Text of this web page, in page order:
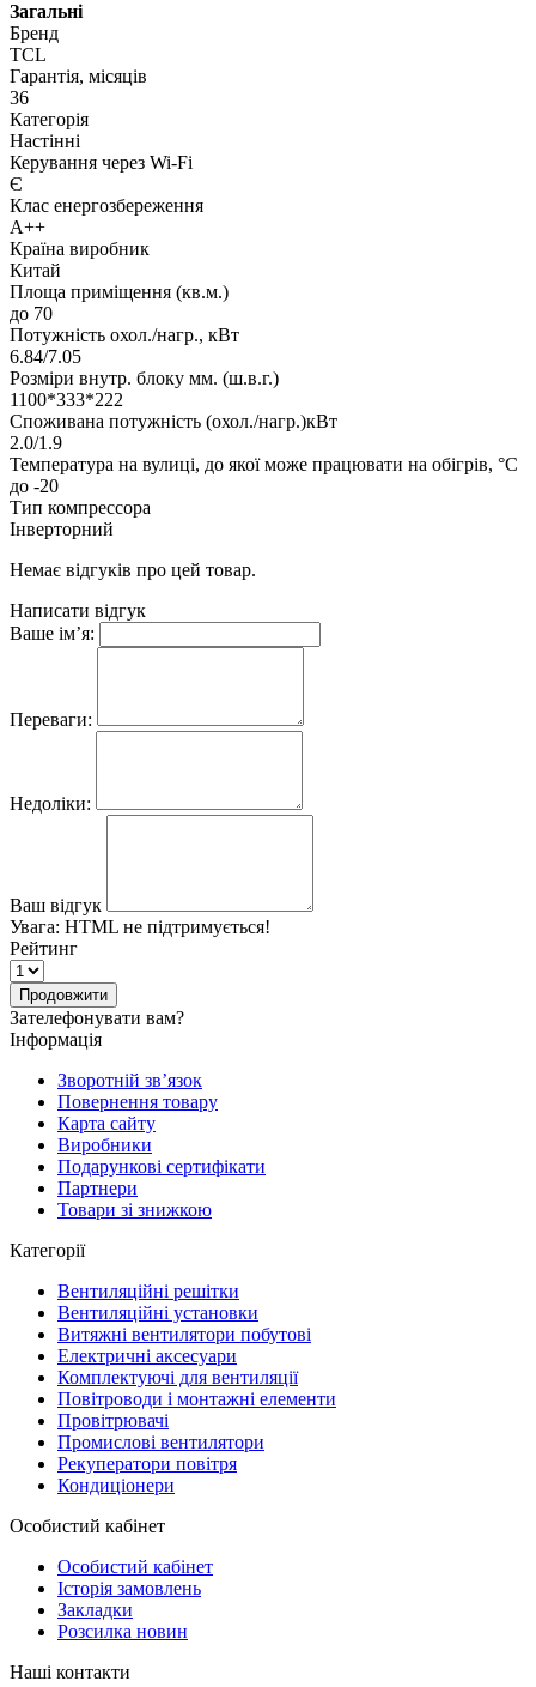
Загальні
Бренд
TCL
Гарантія, місяців
36
Категорія
Настінні
Керування через Wi-Fi
Є
Клас енергозбереження
A++
Країна виробник
Китай
Площа приміщення (кв.м.)
до 70
Потужність охол./нагр., кВт
6.84/7.05
Розміри внутр. блоку мм. (ш.в.г.)
1100*333*222
Споживана потужність (охол./нагр.)кВт
2.0/1.9
Температура на вулиці, до якої може працювати на обігрів, °C
до -20
Тип компрессора
Інверторний
Немає відгуків про цей товар.
Написати відгук
Ваше ім’я:
Переваги:
Недоліки:
Ваш відгук
Увага: HTML не підтримується!
Рейтинг
Продовжити
Зателефонувати вам?
Інформація
Зворотній зв’язок
Повернення товару
Карта сайту
Виробники
Подарункові сертифікати
Партнери
Товари зі знижкою
Категорії
Вентиляційні решітки
Вентиляційні установки
Витяжні вентилятори побутові
Електричні аксесуари
Комплектуючі для вентиляції
Повітроводи і монтажні елементи
Провітрювачі
Промислові вентилятори
Рекуператори повітря
Кондиціонери
Особистий кабінет
Особистий кабінет
Історія замовлень
Закладки
Розсилка новин
Наші контакти